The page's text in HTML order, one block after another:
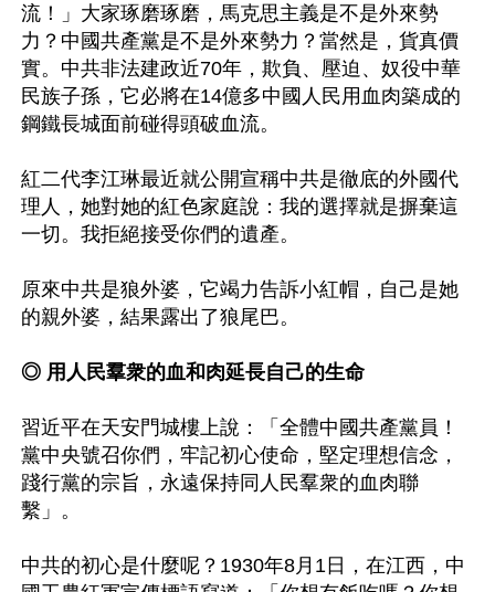
流！」大家琢磨琢磨，馬克思主義是不是外來勢
力？中國共產黨是不是外來勢力？當然是，貨真價
實。中共非法建政近70年，欺負、壓迫、奴役中華
民族子孫，它必將在14億多中國人民用血肉築成的
鋼鐵長城面前碰得頭破血流。
紅二代李江琳最近就公開宣稱中共是徹底的外國代
理人，她對她的紅色家庭說：我的選擇就是摒棄這
一切。我拒絕接受你們的遺產。
原來中共是狼外婆，它竭力告訴小紅帽，自己是她
的親外婆，結果露出了狼尾巴。
◎ 用人民羣衆的血和肉延長自己的生命
習近平在天安門城樓上說：「全體中國共產黨員！
黨中央號召你們，牢記初心使命，堅定理想信念，
踐行黨的宗旨，永遠保持同人民羣衆的血肉聯
繫」。
中共的初心是什麼呢？1930年8月1日，在江西，中